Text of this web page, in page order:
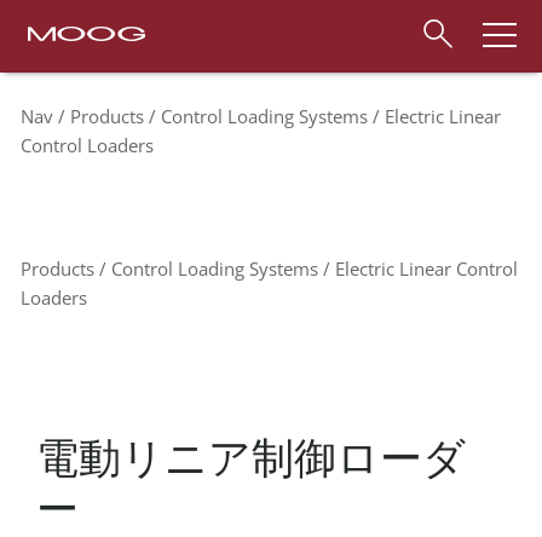
Nav Products Control Loading Systems
Electric Linear
Control Loaders
Products Control Loading Systems
Electric Linear Control
Loaders
電動リニア制御ローダ
ー